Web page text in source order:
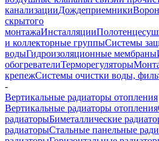
канализацииДождеприемники
скрытого
монтажаИнсталляции
и коллекторные группыСистемы
водыГидроизоляционные мембраны
обогревателиТерморегуляторы
крепежСистемы очистки воды,
-
Вертикальные радиаторы отопления
Вертикальные радиаторы отопления
радиаторыБиметаллические
радиаторыСтальные панельные